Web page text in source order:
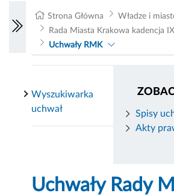
Strona Główna
Władze i
Rada Miasta Krakowa kadencja
Uchwały RMK
Spisy
Akty
Wyszukiwarka
uchwał
Uchwały Rady